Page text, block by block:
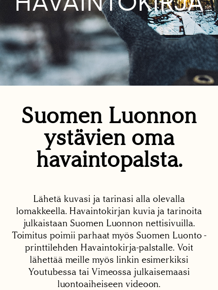
Suomen Luonnon
ystävien oma
havaintopalsta.
Lähetä kuvasi ja tarinasi alla olevalla
lomakkeella. Havaintokirjan kuvia ja tarinoita
julkaistaan Suomen Luonnon nettisivuilla.
Toimitus poimii parhaat myös Suomen Luonto -
printtilehden Havaintokirja-palstalle. Voit
lähettää meille myös linkin esimerkiksi
Youtubessa tai Vimeossa julkaisemaasi
luontoaiheiseen videoon.